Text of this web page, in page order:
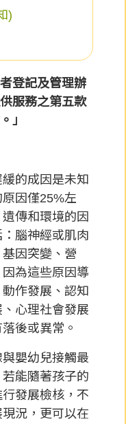
)
登記及管理辦
服務之第五款
」
的成因是未知
因僅25%左
傳和環境的因
腦神經或肌肉
因突變、營
為這些原因導
作發展、認知
心理社會發展
後或異常。
嬰幼兒接觸最
能隨著孩子的
發展檢核，不
況，更可以在